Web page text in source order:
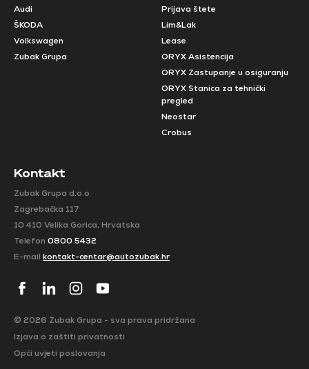
Audi
ŠKODA
Volkswagen
Zubak Grupa
Prijava štete
Lim&Lak
Lease
ORYX Asistencija
ORYX Zastupanje u osiguranju
ORYX Stanica za tehnički
pregled
Neostar
Crobus
Kontakt
Zubak Grupa d.o.o
Zagrebačka 117
10 410 Velika Gorica, Hrvatska
Telefon 0800 5432
E-mail kontakt-centar@autozubak.hr
© 2026 Zubak Grupa - sva prava pridržana
Izjava o zaštiti privatnosti
Opći uvjeti poslovanja